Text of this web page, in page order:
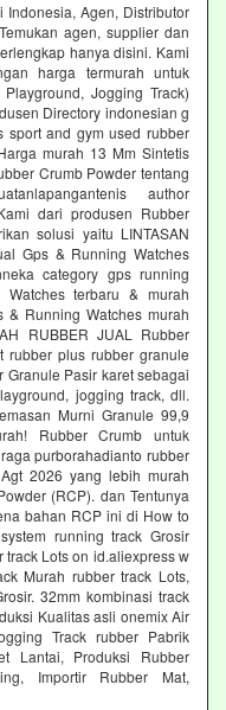
Agen, Distributor
agen, supplier dan
hanya disini. Kami
harga termurah untuk
Jogging Track)
Directory indonesian g
sport and gym used rubber
murah 13 Mm Sintetis
Crumb Powder tentang
author
dari produsen Rubber
solusi yaitu LINTASAN
Gps & Running Watches
category gps running
terbaru & murah
& Running Watches murah
RUBBER JUAL Rubber
rubber plus rubber granule
Pasir karet sebagai
jogging track, dll.
Murni Granule 99,9
Rubber Crumb untuk
purborahadianto rubber
2026 yang lebih murah
(RCP). dan Tentunya
bahan RCP ini di How to
running track Grosir
Lots on id.aliexpress w
Murah rubber track Lots,
32mm kombinasi track
Kualitas asli onemix Air
Track rubber Pabrik
Lantai, Produksi Rubber
Importir Rubber Mat,